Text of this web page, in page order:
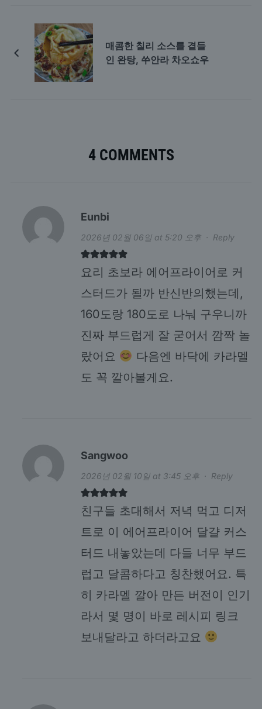
매콤한 칠리 소스를 곁들
인 완탕, 쑤안라 차오쇼우
4 COMMENTS
Eunbi
2026년 02월 06일 at 5:20 오후· Reply
요리 초보라 에어프라이어로 커
스터드가 될까 반신반의했는데,
160도랑 180도로 나눠 구우니까
진짜 부드럽게 잘 굳어서 깜짝 놀
랐어요
다음엔 바닥에 카라멜
도 꼭 깔아볼게요.
Sangwoo
2026년 02월 10일 at 3:45 오후· Reply
친구들 초대해서 저녁 먹고 디저
트로 이 에어프라이어 달걀 커스
터드 내놓았는데 다들 너무 부드
럽고 달콤하다고 칭찬했어요. 특
히 카라멜 깔아 만든 버전이 인기
라서 몇 명이 바로 레시피 링크
보내달라고 하더라고요